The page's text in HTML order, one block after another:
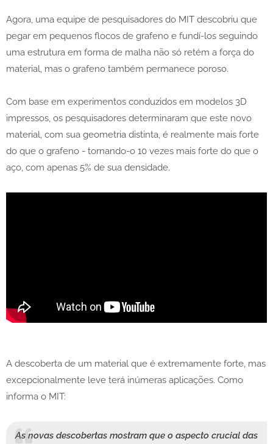
Agora, uma equipe de pesquisadores do MIT descobriu que
pegar em pequenos flocos de grafeno e fundí-los seguindo
uma estrutura em forma de malha não só retém a força do
material, mas o grafeno também permanece poroso.
Com base em experimentos conduzidos em modelos 3D
impressos, os pesquisadores determinaram que este novo
material, com sua geometria distinta, é realmente mais forte
do que o grafeno - tornando-o 10 vezes mais forte do que o
aço, com apenas 5% de sua densidade.
A descoberta de um material que é extremamente forte, mas
excepcionalmente leve terá inúmeras aplicações. Como
informa o MIT:
As novas descobertas mostram que o aspecto crucial das